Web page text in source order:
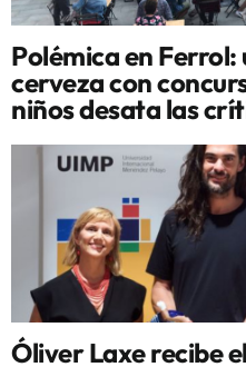
Polémica en
cerveza con
niños desata las
Óliver Laxe recibe